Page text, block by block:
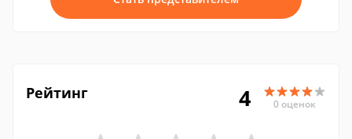
Рейтинг 4 0 оценок